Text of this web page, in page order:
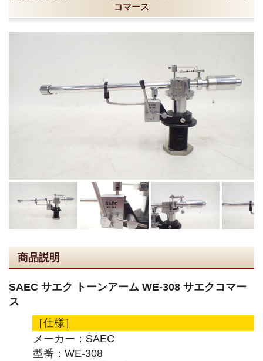
コマース
商品説明
SAEC サエク トーンアーム WE-308 サエクコマー
ス
［仕様］
メーカー：SAEC
型番：WE-308